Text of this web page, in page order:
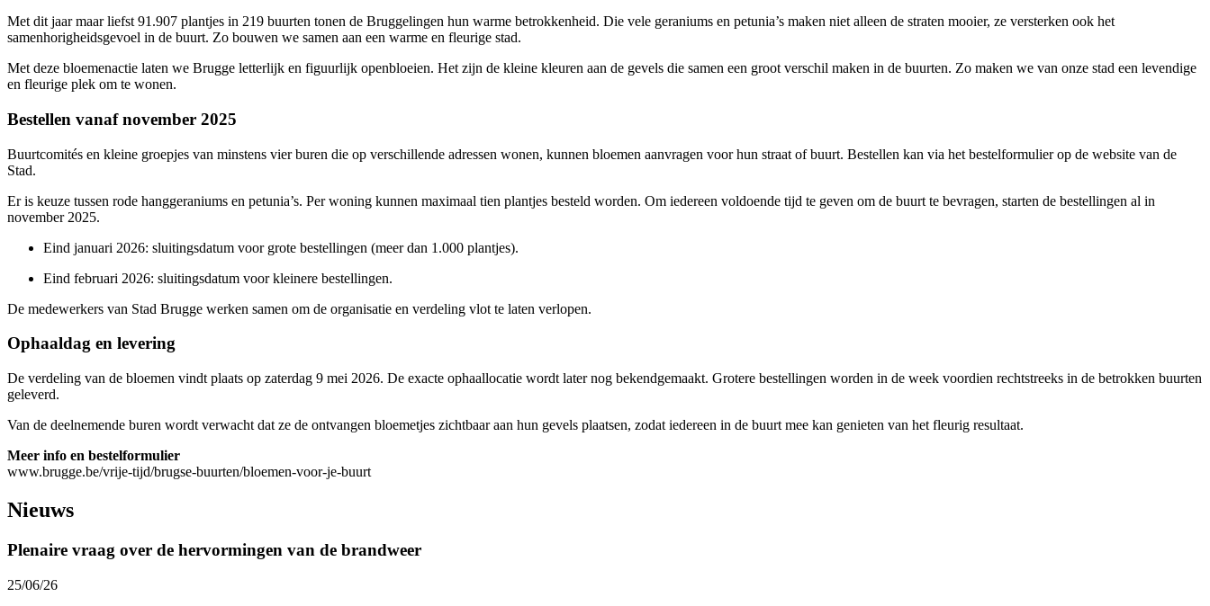
Met dit jaar maar liefst 91.907 plantjes in 219 buurten tonen de Bruggelingen hun warme betrokkenheid. Die vele geraniums en petunia’s maken niet alleen de straten mooier, ze versterken ook het
samenhorigheidsgevoel in de buurt. Zo bouwen we samen aan een warme en fleurige stad.
Met deze bloemenactie laten we Brugge letterlijk en figuurlijk openbloeien. Het zijn de kleine kleuren aan de gevels die samen een groot verschil maken in de buurten. Zo maken we van onze stad een levendige
en fleurige plek om te wonen.
Bestellen vanaf november 2025
Buurtcomités en kleine groepjes van minstens vier buren die op verschillende adressen wonen, kunnen bloemen aanvragen voor hun straat of buurt. Bestellen kan via het bestelformulier op de website van de
Stad.
Er is keuze tussen rode hanggeraniums en petunia’s. Per woning kunnen maximaal tien plantjes besteld worden. Om iedereen voldoende tijd te geven om de buurt te bevragen, starten de bestellingen al in
november 2025.
Eind januari 2026: sluitingsdatum voor grote bestellingen (meer dan 1.000 plantjes).
Eind februari 2026: sluitingsdatum voor kleinere bestellingen.
De medewerkers van Stad Brugge werken samen om de organisatie en verdeling vlot te laten verlopen.
Ophaaldag en levering
De verdeling van de bloemen vindt plaats op zaterdag 9 mei 2026. De exacte ophaallocatie wordt later nog bekendgemaakt. Grotere bestellingen worden in de week voordien rechtstreeks in de betrokken buurten
geleverd.
Van de deelnemende buren wordt verwacht dat ze de ontvangen bloemetjes zichtbaar aan hun gevels plaatsen, zodat iedereen in de buurt mee kan genieten van het fleurig resultaat.
Meer info en bestelformulier
www.brugge.be/vrije-tijd/brugse-buurten/bloemen-voor-je-buurt
Nieuws
Plenaire vraag over de hervormingen van de brandweer
25/06/26